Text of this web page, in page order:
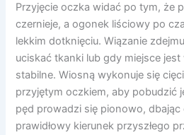
Przyjęcie oczka widać po tym, że
czernieje, a ogonek liściowy po
lekkim dotknięciu. Wiązanie
uciskać tkanki lub gdy miejsce
stabilne. Wiosną wykonuje się
przyjętym oczkiem, aby pobudzić
pęd prowadzi się pionowo, dbając
prawidłowy kierunek przyszłego